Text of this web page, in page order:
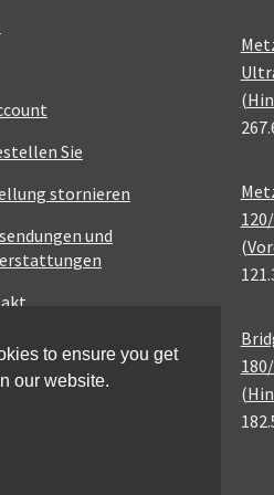
Sie
stornieren
und
to ensure you get
our website.